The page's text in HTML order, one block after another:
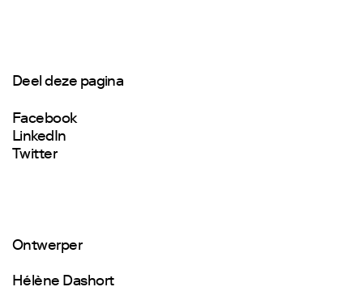
Deel deze pagina
Facebook
LinkedIn
Twitter
Ontwerper
Hélène Dashort